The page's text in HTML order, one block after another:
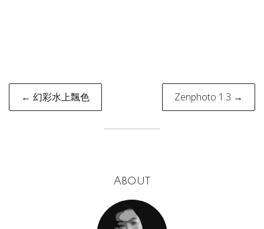
Post
navigation
← 幻彩水上飄色 Zenphoto 1.3 →
About